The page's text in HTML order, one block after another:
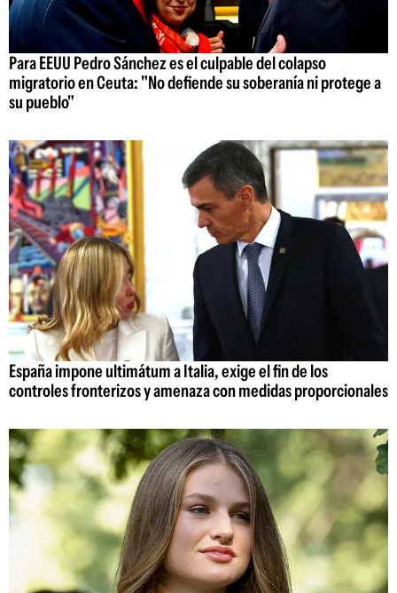
Para EEUU Pedro Sánchez es el culpable del colapso
migratorio en Ceuta: "No defiende su soberanía ni protege a
su pueblo"
España impone ultimátum a Italia, exige el fin de los
controles fronterizos y amenaza con medidas proporcionales